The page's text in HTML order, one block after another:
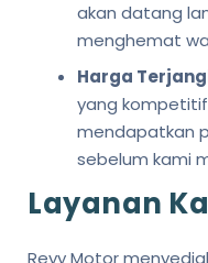
akan datang
menghemat
Harga
yang
mendapatkan
sebelum kami
Layanan